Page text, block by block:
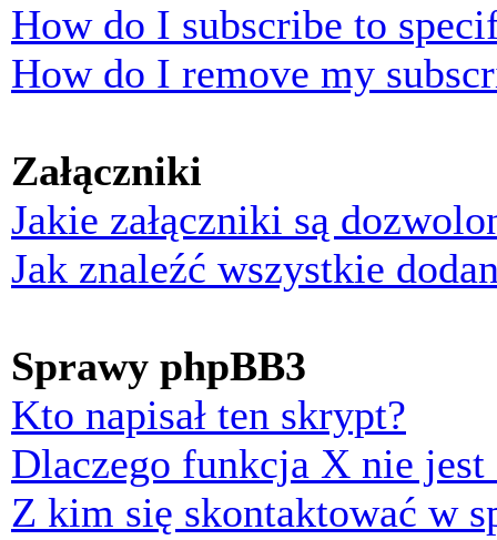
How do I subscribe to
How do I remove my
Załączniki
Jakie załączniki są
Jak znaleźć wszystkie
Sprawy phpBB3
Kto napisał ten skrypt?
Dlaczego funkcja X nie jest
Z kim się skontaktować w